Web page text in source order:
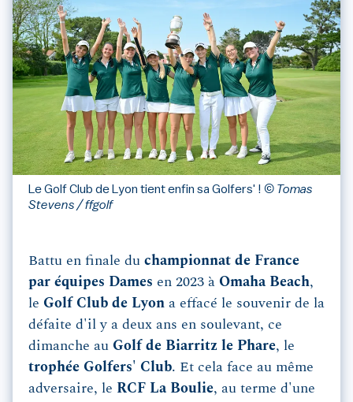
Le Golf Club de Lyon tient enfin sa Golfers' ! © Tomas
Stevens / ffgolf
Battu en finale du championnat de France
par équipes Dames en 2023 à Omaha Beach,
le Golf Club de Lyon a effacé le souvenir de la
défaite d'il y a deux ans en soulevant, ce
dimanche au Golf de Biarritz le Phare, le
trophée Golfers' Club. Et cela face au même
adversaire, le RCF La Boulie, au terme d'une